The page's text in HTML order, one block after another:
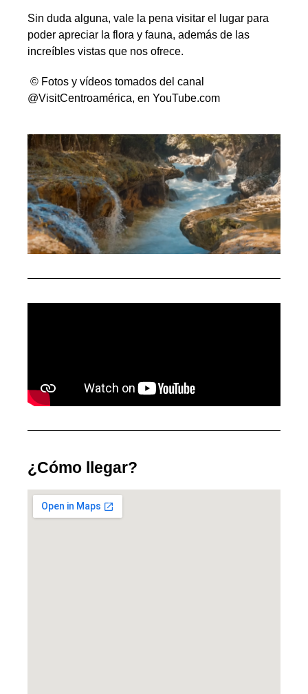
Sin duda alguna, vale la pena visitar el lugar para
poder apreciar la flora y fauna, además de las
increíbles vistas que nos ofrece.
© Fotos y vídeos tomados del canal
@VisitCentroamérica, en YouTube.com
¿Cómo llegar?